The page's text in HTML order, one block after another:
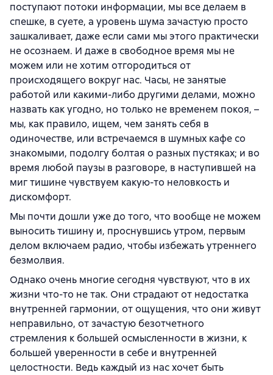
поступают потоки информации, мы все делаем в
спешке, в суете, а уровень шума зачастую просто
зашкаливает, даже если сами мы этого практически
не осознаем. И даже в свободное время мы не
можем или не хотим отгородиться от
происходящего вокруг нас. Часы, не занятые
работой или какими-либо другими делами, можно
назвать как угодно, но только не временем покоя, –
мы, как правило, ищем, чем занять себя в
одиночестве, или встречаемся в шумных кафе со
знакомыми, подолгу болтая о разных пустяках; и во
время любой паузы в разговоре, в наступившей на
миг тишине чувствуем какую-то неловкость и
дискомфорт.
Мы почти дошли уже до того, что вообще не можем
выносить тишину и, проснувшись утром, первым
делом включаем радио, чтобы избежать утреннего
безмолвия.
Однако очень многие сегодня чувствуют, что в их
жизни что-то не так. Они страдают от недостатка
внутренней гармонии, от ощущения, что они живут
неправильно, от зачастую безотчетного
стремления к большей осмысленности в жизни, к
большей уверенности в себе и внутренней
целостности. Ведь каждый из нас хочет быть